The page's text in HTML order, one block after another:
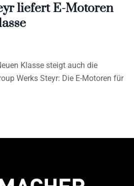
liefert E-Motoren
Klasse steigt auch die
Werks Steyr: Die E-Motoren für